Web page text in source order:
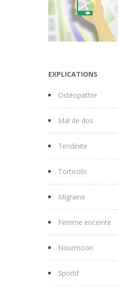
EXPLICATIONS
Ostéopathie
Mal de dos
Tendinite
Torticolis
Migraine
Femme enceinte
Nourrisson
Sportif